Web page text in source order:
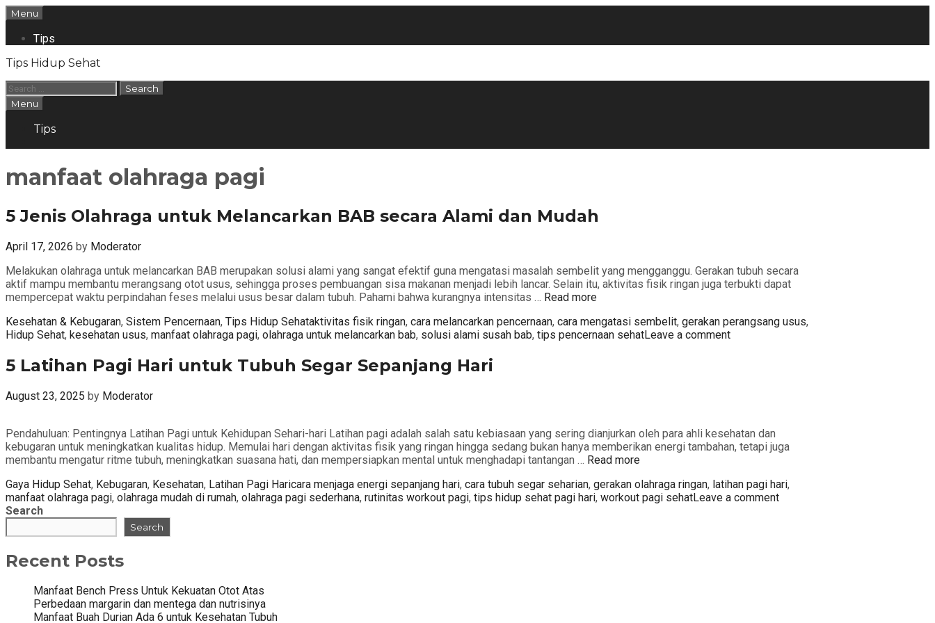
Skip
to
content
Menu
Tips
Tips Hidup Sehat
Search
for:
Search
Menu
Tips
manfaat olahraga pagi
5 Jenis Olahraga untuk Melancarkan BAB secara Alami dan Mudah
April 17, 2026 by Moderator
Melakukan olahraga untuk melancarkan BAB merupakan solusi alami yang sangat efektif guna mengatasi masalah sembelit yang mengganggu. Gerakan tubuh secara
aktif mampu membantu merangsang otot usus, sehingga proses pembuangan sisa makanan menjadi lebih lancar. Selain itu, aktivitas fisik ringan juga terbukti dapat
mempercepat waktu perpindahan feses melalui usus besar dalam tubuh. Pahami bahwa kurangnya intensitas … Read more
Categories
Kesehatan & Kebugaran, Sistem Pencernaan, Tips Hidup SehatTags
aktivitas fisik ringan, cara melancarkan pencernaan, cara mengatasi sembelit, gerakan perangsang usus,
Hidup Sehat, kesehatan usus, manfaat olahraga pagi, olahraga untuk melancarkan bab, solusi alami susah bab, tips pencernaan sehatLeave a comment
5 Latihan Pagi Hari untuk Tubuh Segar Sepanjang Hari
August 23, 2025 by Moderator
Pendahuluan: Pentingnya Latihan Pagi untuk Kehidupan Sehari-hari Latihan pagi adalah salah satu kebiasaan yang sering dianjurkan oleh para ahli kesehatan dan
kebugaran untuk meningkatkan kualitas hidup. Memulai hari dengan aktivitas fisik yang ringan hingga sedang bukan hanya memberikan energi tambahan, tetapi juga
membantu mengatur ritme tubuh, meningkatkan suasana hati, dan mempersiapkan mental untuk menghadapi tantangan … Read more
Categories
Gaya Hidup Sehat, Kebugaran, Kesehatan, Latihan Pagi HariTags
cara menjaga energi sepanjang hari, cara tubuh segar seharian, gerakan olahraga ringan, latihan pagi hari,
manfaat olahraga pagi, olahraga mudah di rumah, olahraga pagi sederhana, rutinitas workout pagi, tips hidup sehat pagi hari, workout pagi sehatLeave a comment
Search
Search
Recent Posts
Manfaat Bench Press Untuk Kekuatan Otot Atas
Perbedaan margarin dan mentega dan nutrisinya
Manfaat Buah Durian Ada 6 untuk Kesehatan Tubuh